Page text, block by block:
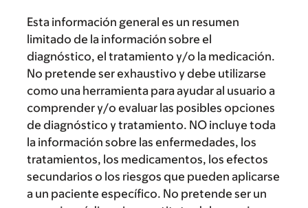
Esta información general es un resumen
limitado de la información sobre el
diagnóstico, el tratamiento y/o la medicación.
No pretende ser exhaustivo y debe utilizarse
como una herramienta para ayudar al usuario a
comprender y/o evaluar las posibles opciones
de diagnóstico y tratamiento. NO incluye toda
la información sobre las enfermedades, los
tratamientos, los medicamentos, los efectos
secundarios o los riesgos que pueden aplicarse
a un paciente específico. No pretende ser un